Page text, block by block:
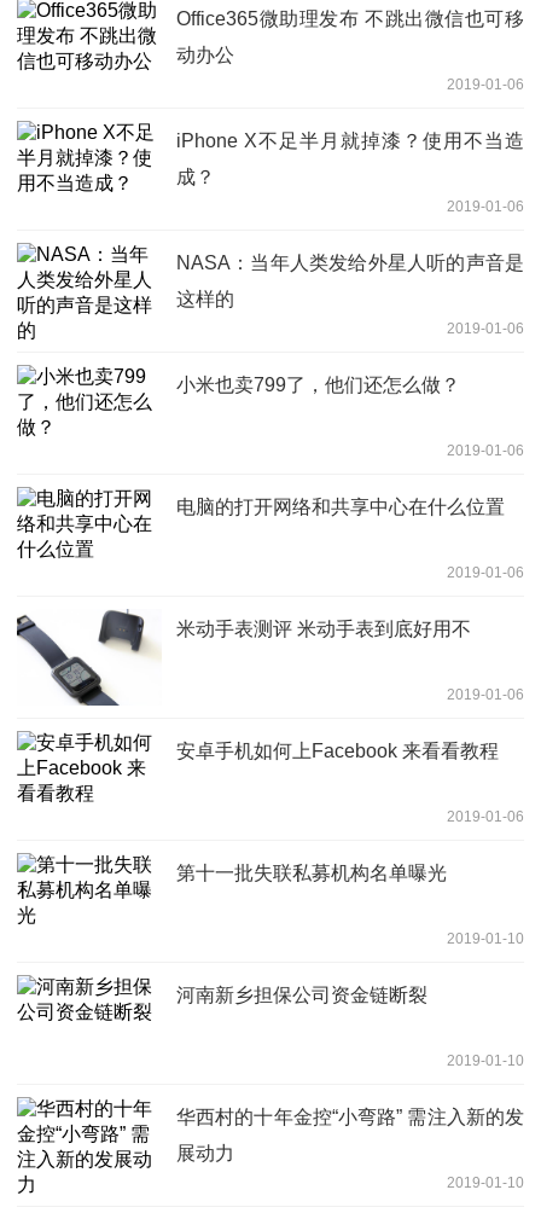
Office365微助理发布 不跳出微信也可移
动办公
2019-01-06
iPhone X不足半月就掉漆？使用不当造
成？
2019-01-06
NASA：当年人类发给外星人听的声音是
这样的
2019-01-06
小米也卖799了，他们还怎么做？
2019-01-06
电脑的打开网络和共享中心在什么位置
2019-01-06
米动手表测评 米动手表到底好用不
2019-01-06
安卓手机如何上Facebook 来看看教程
2019-01-06
第十一批失联私募机构名单曝光
2019-01-10
河南新乡担保公司资金链断裂
2019-01-10
华西村的十年金控“小弯路” 需注入新的发
展动力
2019-01-10